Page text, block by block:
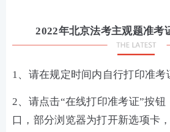
2022年北京法考主观题准考
1、请在规定时间内自行打印准考
2、请点击“在线打印准考证”按钮
口，部分浏览器为打开新选项卡